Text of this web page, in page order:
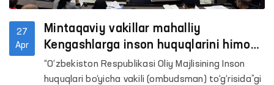
27
Apr
Mintaqaviy vakillar mahalliy
Kengashlarga inson huquqlarini himoya
qilish holati yuzasidan maʼruza taqdim
etdi
“O‘zbekiston Respublikasi Oliy Majlisining Inson
huquqlari bo‘yicha vakili (ombudsman) to‘g‘risida”gi